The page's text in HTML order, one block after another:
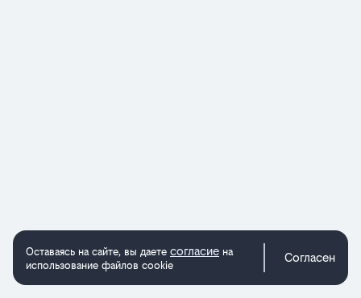
Оставаясь на сайте, вы даете согласие на
использование файлов cookie
Согласен